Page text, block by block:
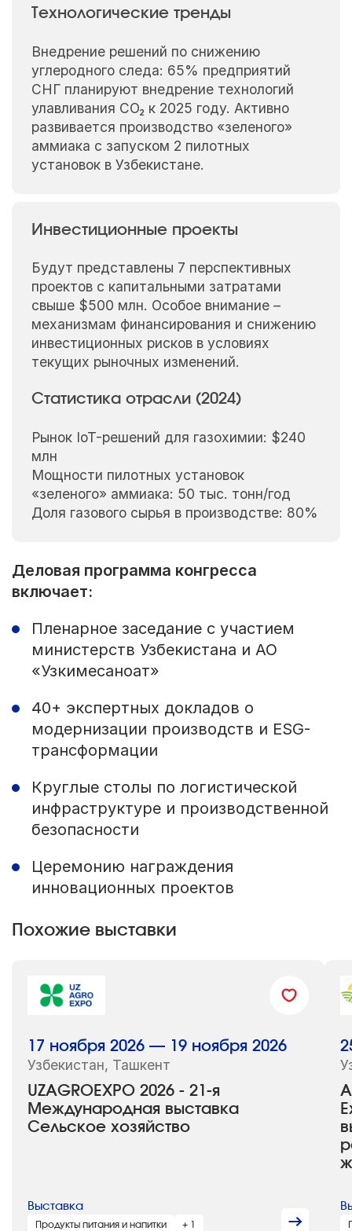
Технологические тренды
Внедрение решений по снижению
углеродного следа: 65% предприятий
СНГ планируют внедрение технологий
улавливания CO₂ к 2025 году. Активно
развивается производство «зеленого»
аммиака с запуском 2 пилотных
установок в Узбекистане.
Инвестиционные проекты
Будут представлены 7 перспективных
проектов с капитальными затратами
свыше $500 млн. Особое внимание –
механизмам финансирования и снижению
инвестиционных рисков в условиях
текущих рыночных изменений.
Статистика отрасли (2024)
Рынок IoT-решений для газохимии: $240
млн
Мощности пилотных установок
«зеленого» аммиака: 50 тыс. тонн/год
Доля газового сырья в производстве: 80%
Деловая программа конгресса
включает:
Пленарное заседание с участием
министерств Узбекистана и АО
«Узкимесаноат»
40+ экспертных докладов о
модернизации производств и ESG-
трансформации
Круглые столы по логистической
инфраструктуре и производственной
безопасности
Церемонию награждения
инновационных проектов
Похожие выставки
UZAGROEXPO 2026 - 21-я
Международная выставка
Сельское хозяйство
17 ноября 2026 — 19 ноября 2026
Узбекистан, Ташкент
Выставка
Продукты питания и напитки + 1